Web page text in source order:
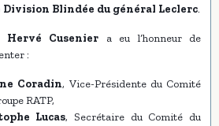
Division Blindée du général Leclerc.
Hervé Cusenier a eu l’honneur de
:
Coradin, Vice-Présidente du Comité
RATP,
Lucas, Secrétaire du Comité du